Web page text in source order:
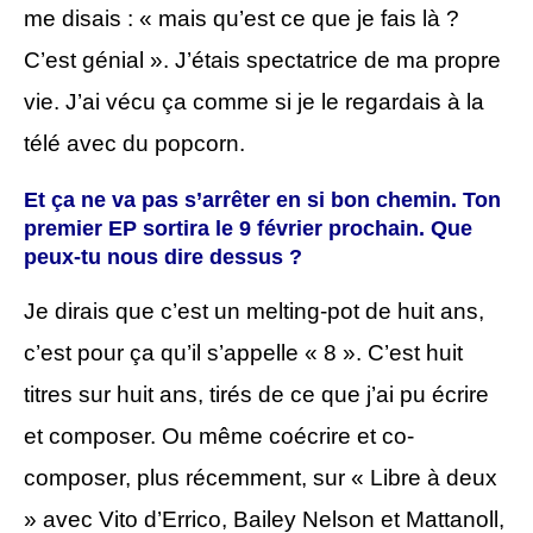
me disais : « mais qu’est ce que je fais là ?
C’est génial ». J’étais spectatrice de ma propre
vie. J’ai vécu ça comme si je le regardais à la
télé avec du popcorn.
Et ça ne va pas s’arrêter en si bon chemin. Ton
premier EP sortira le 9 février prochain. Que
peux-tu nous dire dessus ?
Je dirais que c’est un melting-pot de huit ans,
c’est pour ça qu’il s’appelle « 8 ». C’est huit
titres sur huit ans, tirés de ce que j’ai pu écrire
et composer. Ou même coécrire et co-
composer, plus récemment, sur « Libre à deux
» avec Vito d’Errico, Bailey Nelson et Mattanoll,